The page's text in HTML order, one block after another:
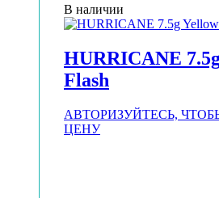
В наличии
HURRICANE
Flash
АВТОРИЗУЙТЕСЬ,
ЦЕНУ